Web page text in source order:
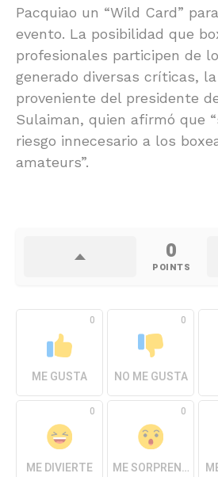
Pacquiao un “Wild Card”
evento. La posibilidad que
profesionales participen de
generado diversas críticas,
proveniente del presidente
Sulaiman, quien afirmó que
riesgo innecesario a los
amateurs”.
0
POINTS
0
ME GUSTA
0
NO ME GUSTA
0
ME DIVIERTE
0
ME SORPRENDE